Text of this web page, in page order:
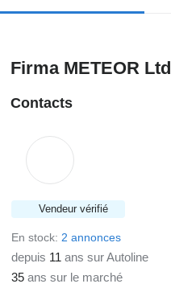
Firma METEOR Ltd
Contacts
Vendeur vérifié
En stock: 2 annonces
depuis 11 ans sur Autoline
35 ans sur le marché